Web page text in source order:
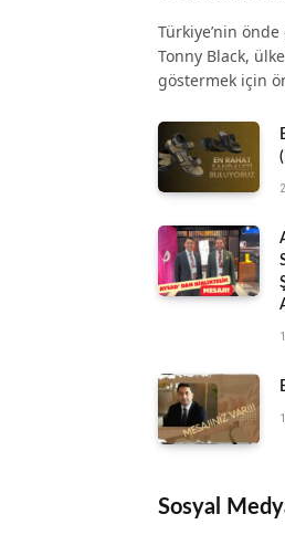
Türkiye’nin
Tonny Black,
göstermek için
Sosyal